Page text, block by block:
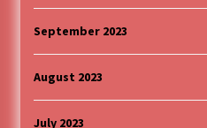
September 2023
August 2023
July 2023